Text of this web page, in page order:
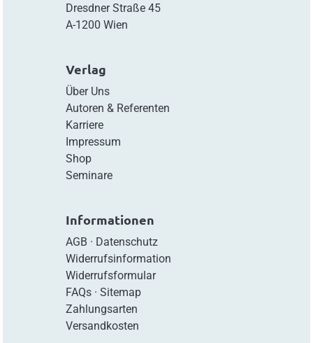
Dresdner Straße 45
A-1200 Wien
Verlag
Über Uns
Autoren & Referenten
Karriere
Impressum
Shop
Seminare
Informationen
AGB · Datenschutz
Widerrufsinformation
Widerrufsformular
FAQs· Sitemap
Zahlungsarten
Versandkosten